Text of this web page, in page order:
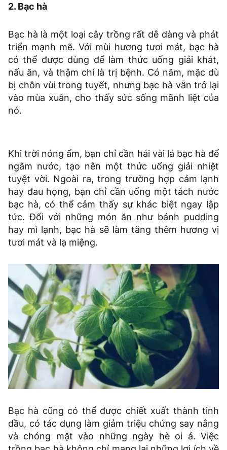
2. Bạc hà
Bạc hà là một loại cây trồng rất dễ dàng và phát
triển mạnh mẽ. Với mùi hương tươi mát, bạc hà
có thể được dùng để làm thức uống giải khát,
nấu ăn, và thậm chí là trị bệnh. Có năm, mặc dù
bị chôn vùi trong tuyết, nhưng bạc hà vẫn trở lại
vào mùa xuân, cho thấy sức sống mãnh liệt của
nó.
Khi trời nóng ẩm, bạn chỉ cần hái vài lá bạc hà để
ngâm nước, tạo nên một thức uống giải nhiệt
tuyệt vời. Ngoài ra, trong trường hợp cảm lạnh
hay đau họng, bạn chỉ cần uống một tách nước
bạc hà, có thể cảm thấy sự khác biệt ngay lập
tức. Đối với những món ăn như bánh pudding
hay mì lạnh, bạc hà sẽ làm tăng thêm hương vị
tươi mát và lạ miệng.
Bạc hà cũng có thể được chiết xuất thành tinh
dầu, có tác dụng làm giảm triệu chứng say nắng
và chóng mặt vào những ngày hè oi ả. Việc